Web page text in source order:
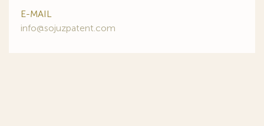
E-MAIL
info@sojuzpatent.com